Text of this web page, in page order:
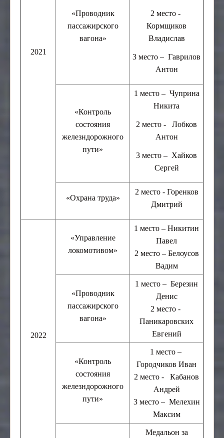
2021
«Проводник
пассажирского
вагона»
2 место -
Кормщиков
Владислав
3 место – Гаврилов
Антон
«Контроль
состояния
железндорожного
пути»
1 место – Чуприна
Никита
2 место - Лобков
Антон
3 место – Хайков
Сергей
«Охрана труда»
2 место - Горенков
Дмитрий
2022
«Управление
локомотивом»
1 место – Никитин
Павел
2 место – Белоусов
Вадим
«Проводник
пассажирского
вагона»
1 место – Березин
Денис
2 место -
Паникаровских
Евгений
«Контроль
состояния
железндорожного
пути»
1 место –
Городчиков Иван
2 место - Кабанов
Андрей
3 место – Мелехин
Максим
Медальон за